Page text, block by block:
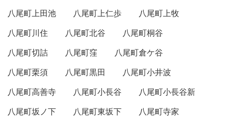
八尾町上田池
八尾町上仁歩
八尾町上牧
八尾町川住
八尾町北谷
八尾町桐谷
八尾町切詰
八尾町窪
八尾町倉ケ谷
八尾町栗須
八尾町黒田
八尾町小井波
八尾町高善寺
八尾町小長谷
八尾町小長谷新
八尾町坂ノ下
八尾町東坂下
八尾町寺家